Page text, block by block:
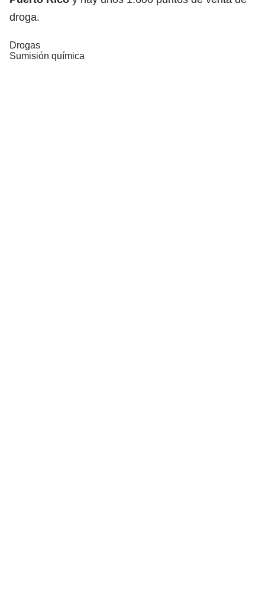
droga.
Drogas
Sumisión química